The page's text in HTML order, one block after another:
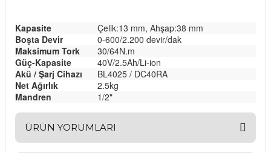
Kapasite
Çelik:13 mm, Ahşap:38 mm
Boşta Devir
0-600/2.200 devir/dak
Maksimum Tork
30/64N.m
Güç-Kapasite
40V/2.5Ah/Li-ion
Akü / Şarj Cihazı
BL4025 / DC40RA
Net Ağırlık
2.5kg
Mandren
1/2"
ÜRÜN YORUMLARI